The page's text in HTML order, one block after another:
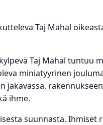
Taj Mahal
Taj Mahal tuntuu
miniatyyrinen
jakavassa,
ihme.
suunnasta. Ihmiset